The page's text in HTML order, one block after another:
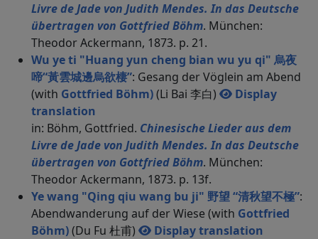
Livre de Jade von Judith Mendes. In das Deutsche
übertragen von Gottfried Böhm. München:
Theodor Ackermann, 1873. p. 21.
Wu ye ti "Huang yun cheng bian wu yu qi" 烏夜
啼“黃雲城邊烏欲棲”: Gesang der Vöglein am Abend
(with Gottfried Böhm)(Li Bai 李白)
Display
translation
in: Böhm, Gottfried. Chinesische Lieder aus dem
Livre de Jade von Judith Mendes. In das Deutsche
übertragen von Gottfried Böhm. München:
Theodor Ackermann, 1873. p. 13f.
Ye wang "Qing qiu wang bu ji" 野望 “清秋望不極”:
Abendwanderung auf der Wiese (with Gottfried
Böhm)(Du Fu 杜甫)
Display translation